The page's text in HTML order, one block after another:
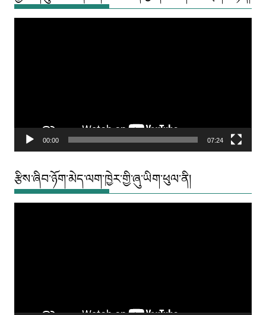
00:00 07:24
རྩིས་ཞིབ་ཉོག་མེད་ལག་ཁྱེར་གྱི་ཞུ་ཡིག་ཕུལ་ནི།